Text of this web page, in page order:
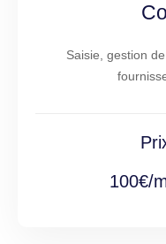
Saisie, gestion
100€/